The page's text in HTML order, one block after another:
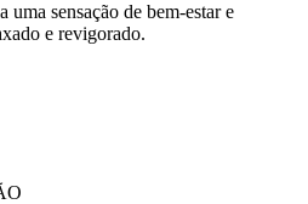
sensação de bem-estar e
e revigorado.